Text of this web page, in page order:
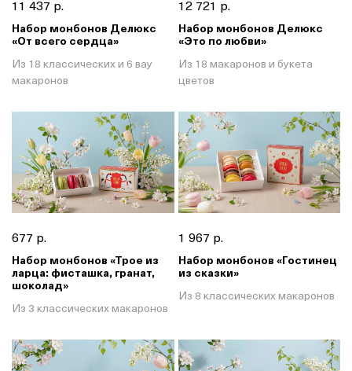
11 437 р.
Набор монбонов Делюкс
«От всего сердца»
Из 18 классических и 6 вау
макаронов
12 721 р.
Набор монбонов Делюкс
«Это по любви»
Из 18 макаронов и букета
цветов
677 р.
Набор монбонов «Трое из
ларца: фисташка, гранат,
шоколад»
Из 3 классических макаронов
1 967 р.
Набор монбонов «Гостинец
из сказки»
Из 8 классических макаронов